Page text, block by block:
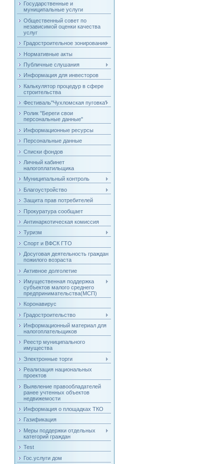
Государственные и
муниципальные услуги
Общественный совет по
независимой оценки качества
услуг
Градостроительное зонирование
Нормативные акты
Публичные слушания
Информация для инвесторов
Калькулятор процедур в сфере
строительства
Фестиваль"Чухломская пуговка"
Ролик "Береги свои
персональные данные"
Информационные ресурсы
Персональные данные
Списки фондов
Личный кабинет
налогоплатильщика
Муниципальный контроль
Благоустройство
Защита прав потребителей
Прокуратура сообщает
Антинаркотическая комиссия
Туризм
Спорт и ВФСК ГТО
Досуговая деятельность граждан
пожилого возраста
Активное долголетие
Имущественная поддержка
субъектов малого среднего
предпринимательства(МСП)
Коронавирус
Градостроительство
Информационный материал для
налогоплательщиков
Реестр муниципального
имущества
Электронные торги
Реализация национальных
проектов
Выявление правообладателей
ранее учтенных объектов
недвижемости
Информация о площадках ТКО
Газификация
Меры поддержки отдельных
категорий граждан
Test
Гос.услуги дом